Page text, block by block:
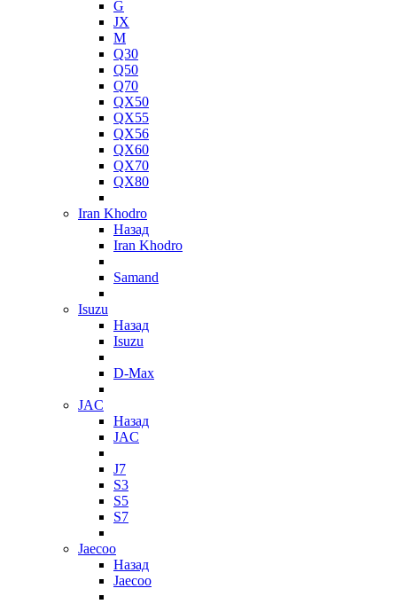
G
JX
M
Q30
Q50
Q70
QX50
QX55
QX56
QX60
QX70
QX80
Iran Khodro
Назад
Iran Khodro
Samand
Isuzu
Назад
Isuzu
D-Max
JAC
Назад
JAC
J7
S3
S5
S7
Jaecoo
Назад
Jaecoo